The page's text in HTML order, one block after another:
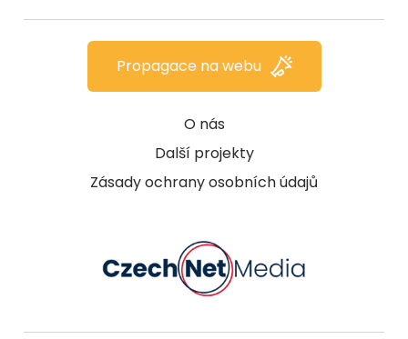
O nás
Další projekty
Zásady ochrany osobních údajů
Propagace na webu